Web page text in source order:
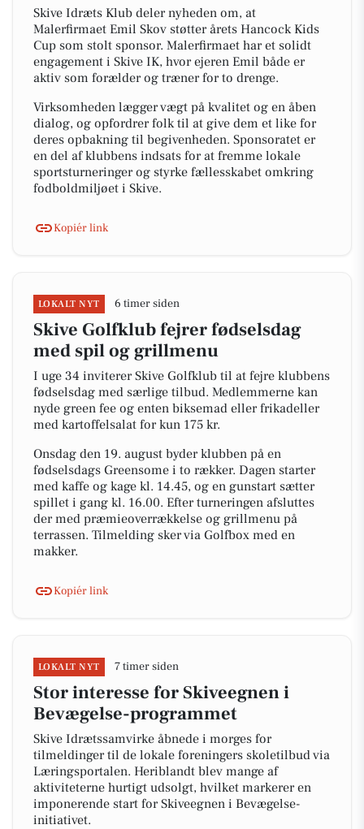
Skive Idræts Klub deler nyheden om, at
Malerfirmaet Emil Skov støtter årets Hancock Kids
Cup som stolt sponsor. Malerfirmaet har et solidt
engagement i Skive IK, hvor ejeren Emil både er
aktiv som forælder og træner for to drenge.
Virksomheden lægger vægt på kvalitet og en åben
dialog, og opfordrer folk til at give dem et like for
deres opbakning til begivenheden. Sponsoratet er
en del af klubbens indsats for at fremme lokale
sportsturneringer og styrke fællesskabet omkring
fodboldmiljøet i Skive.
Kopiér link
LOKALT NYT 6 timer siden
Skive Golfklub fejrer fødselsdag
med spil og grillmenu
I uge 34 inviterer Skive Golfklub til at fejre klubbens
fødselsdag med særlige tilbud. Medlemmerne kan
nyde green fee og enten biksemad eller frikadeller
med kartoffelsalat for kun 175 kr.
Onsdag den 19. august byder klubben på en
fødselsdags Greensome i to rækker. Dagen starter
med kaffe og kage kl. 14.45, og en gunstart sætter
spillet i gang kl. 16.00. Efter turneringen afsluttes
der med præmieoverrækkelse og grillmenu på
terrassen. Tilmelding sker via Golfbox med en
makker.
Kopiér link
LOKALT NYT 7 timer siden
Stor interesse for Skiveegnen i
Bevægelse-programmet
Skive Idrætssamvirke åbnede i morges for
tilmeldinger til de lokale foreningers skoletilbud via
Læringsportalen. Heriblandt blev mange af
aktiviteterne hurtigt udsolgt, hvilket markerer en
imponerende start for Skiveegnen i Bevægelse-
initiativet.